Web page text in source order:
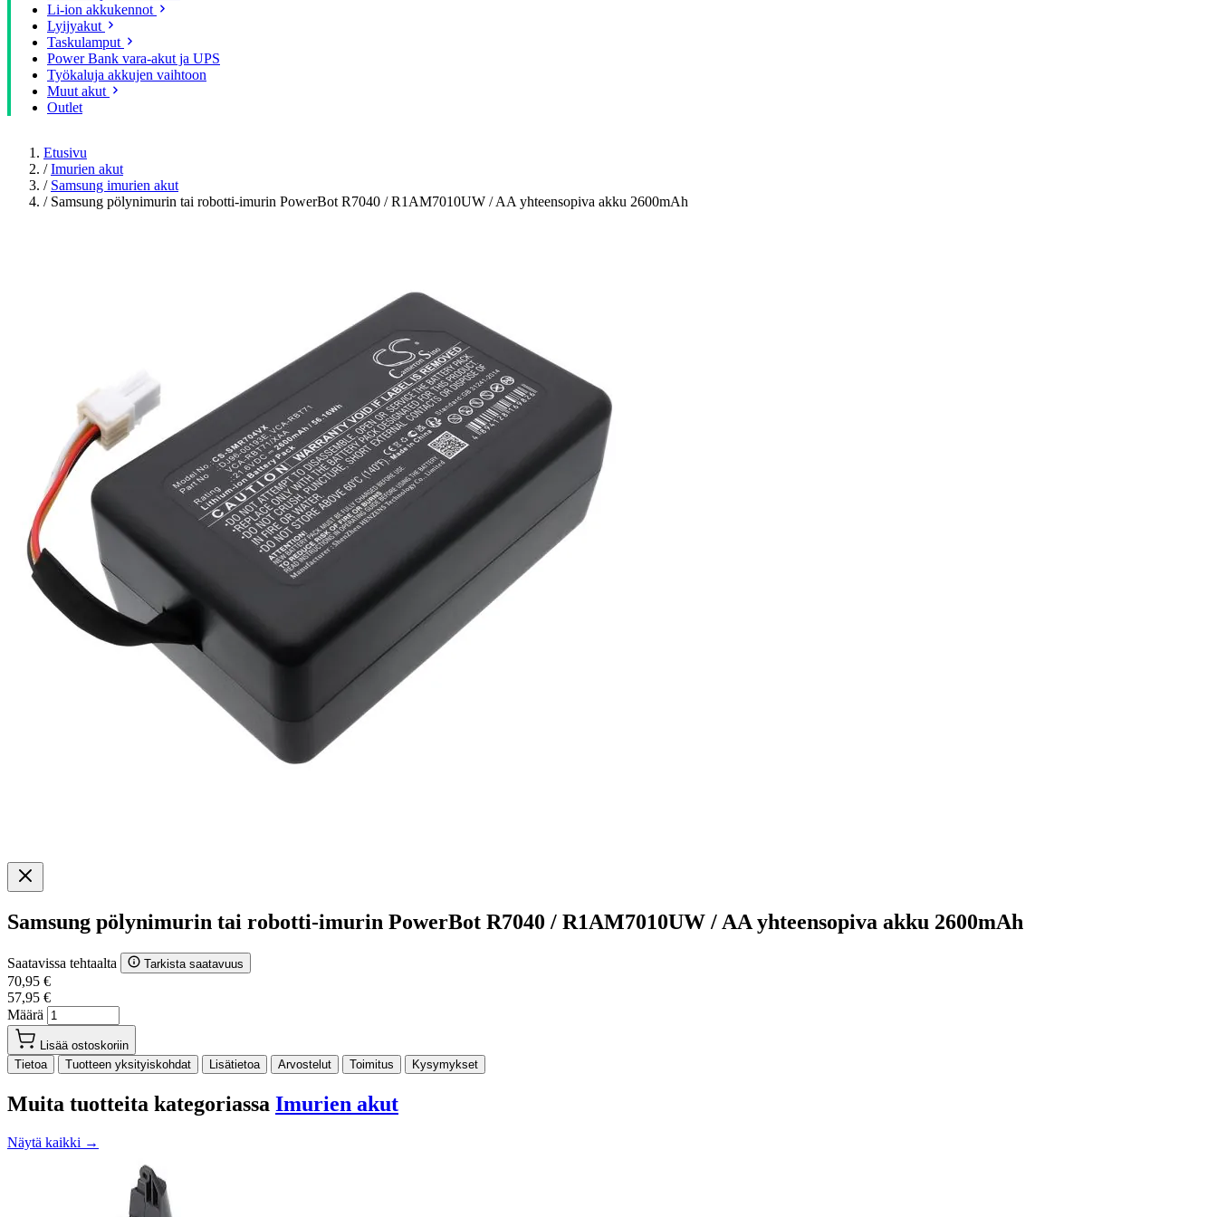
Li-ion akkukennot
Lyijyakut
Taskulamput
Power Bank vara-akut ja UPS
Työkaluja akkujen vaihtoon
Muut akut
Outlet
Etusivu
/ Imurien akut
/ Samsung imurien akut
/ Samsung pölynimurin tai robotti-imurin PowerBot R7040 / R1AM7010UW / AA yhteensopiva akku 2600mAh
Samsung pölynimurin tai robotti-imurin PowerBot R7040 / R1AM7010UW / AA yhteensopiva akku 2600mAh
Saatavissa tehtaalta Tarkista saatavuus
70,95 €
57,95 €
Määrä
Lisää ostoskoriin
Tietoa
Tuotteen yksityiskohdat Lisätietoa Arvostelut Toimitus Kysymykset
Muita tuotteita kategoriassa Imurien akut
Näytä kaikki →